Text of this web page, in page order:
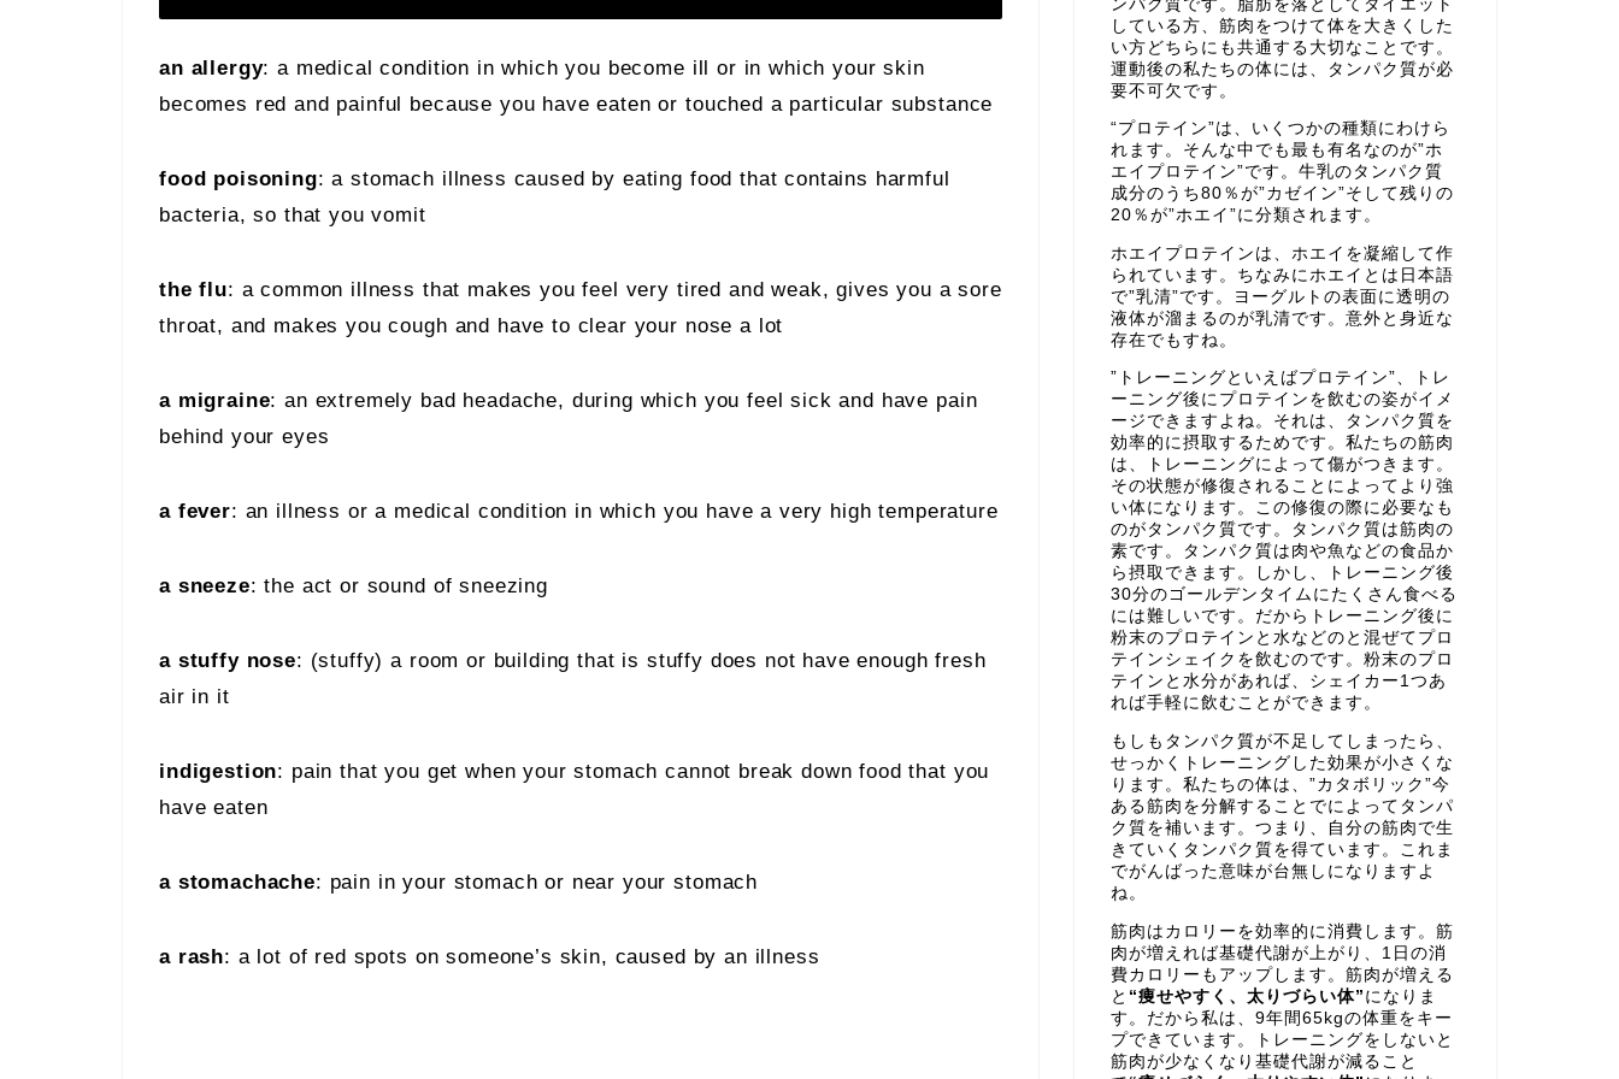
an allergy: a medical condition in which you become ill or in which your skin
becomes red and painful because you have eaten or touched a particular substance
food poisoning: a stomach illness caused by eating food that contains harmful
bacteria, so that you vomit
the flu: a common illness that makes you feel very tired and weak, gives you a sore
throat, and makes you cough and have to clear your nose a lot
a migraine: an extremely bad headache, during which you feel sick and have pain
behind your eyes
a fever: an illness or a medical condition in which you have a very high temperature
a sneeze: the act or sound of sneezing
a stuffy nose: (stuffy) a room or building that is stuffy does not have enough fresh
air in it
indigestion: pain that you get when your stomach cannot break down food that you
have eaten
a stomachache: pain in your stomach or near your stomach
a rash: a lot of red spots on someone’s skin, caused by an illness
ンパク質です。脂肪を落としてダイエット
している方、筋肉をつけて体を大きくした
い方どちらにも共通する大切なことです。
運動後の私たちの体には、タンパク質が必
要不可欠です。
“プロテイン”は、いくつかの種類にわけら
れます。そんな中でも最も有名なのが”ホ
エイプロテイン”です。牛乳のタンパク質
成分のうち80％が”カゼイン”そして残りの
20％が”ホエイ”に分類されます。
ホエイプロテインは、ホエイを凝縮して作
られています。ちなみにホエイとは日本語
で”乳清”です。ヨーグルトの表面に透明の
液体が溜まるのが乳清です。意外と身近な
存在でもすね。
”トレーニングといえばプロテイン”、トレ
ーニング後にプロテインを飲むの姿がイメ
ージできますよね。それは、タンパク質を
効率的に摂取するためです。私たちの筋肉
は、トレーニングによって傷がつきます。
その状態が修復されることによってより強
い体になります。この修復の際に必要なも
のがタンパク質です。タンパク質は筋肉の
素です。タンパク質は肉や魚などの食品か
ら摂取できます。しかし、トレーニング後
30分のゴールデンタイムにたくさん食べる
には難しいです。だからトレーニング後に
粉末のプロテインと水などのと混ぜてプロ
テインシェイクを飲むのです。粉末のプロ
テインと水分があれば、シェイカー1つあ
れば手軽に飲むことができます。
もしもタンパク質が不足してしまったら、
せっかくトレーニングした効果が小さくな
ります。私たちの体は、”カタボリック”今
ある筋肉を分解することでによってタンパ
ク質を補います。つまり、自分の筋肉で生
きていくタンパク質を得ています。これま
でがんばった意味が台無しになりますよ
ね。
筋肉はカロリーを効率的に消費します。筋
肉が増えれば基礎代謝が上がり、1日の消
費カロリーもアップします。筋肉が増える
と “痩せやすく、太りづらい体” になりま
す。だから私は、9年間65kgの体重をキー
プできています。トレーニングをしないと
筋肉が少なくなり基礎代謝が減ること